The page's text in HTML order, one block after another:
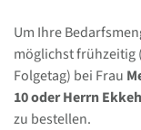
Um Ihre
möglichst frühzeitig
Folgetag) bei Frau
10 oder Herrn
zu bestellen.